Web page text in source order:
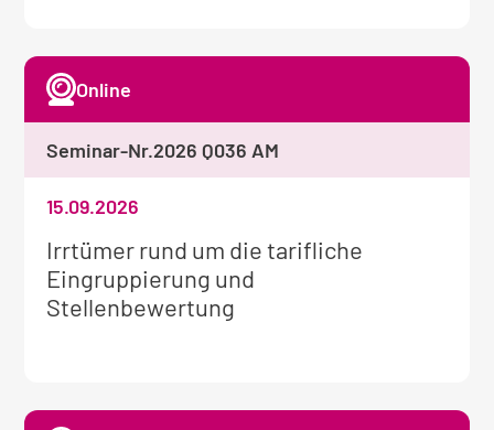
Weitere
Informationen
zum
Irrtümer rund um die tarifliche
Eingruppierung und
Stellenbewertung
15.09.2026
Online
Seminar-Nr.2026 Q036 AM